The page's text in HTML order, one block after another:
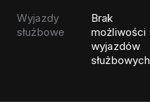
Wyjazdy
służbowe
Brak
możliwości
wyjazdów
służbowych